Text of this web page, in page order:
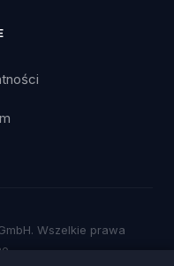
Wszelkie prawa